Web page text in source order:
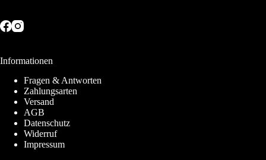
Informationen
Fragen & Antworten
Zahlungsarten
Versand
AGB
Datenschutz
Widerruf
Impressum